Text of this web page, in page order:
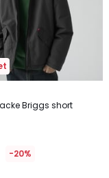
Briggs short
-20%